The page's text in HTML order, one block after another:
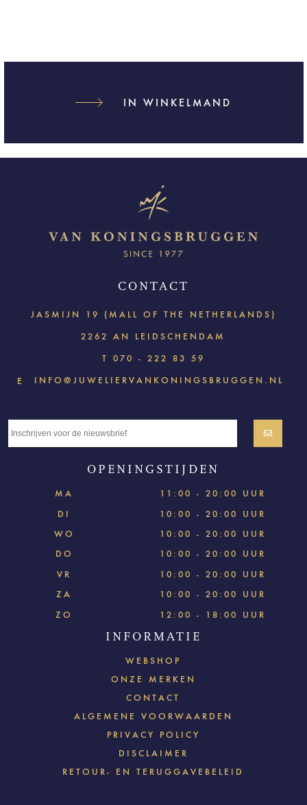
IN WINKELMAND
CONTACT
JASMIJN 19 (MALL OF THE NETHERLANDS)
2262 AN LEIDSCHENDAM
T 070 - 222 83 59
E INFO@JUWELIERVANKONINGSBRUGGEN.NL
OPENINGSTIJDEN
MA
11:00 - 20:00 UUR
DI
10:00 - 20:00 UUR
WO
10:00 - 20:00 UUR
DO
10:00 - 20:00 UUR
VR
10:00 - 20:00 UUR
ZA
10:00 - 20:00 UUR
ZO
12:00 - 18:00 UUR
INFORMATIE
WEBSHOP
ONZE MERKEN
CONTACT
ALGEMENE VOORWAARDEN
PRIVACY POLICY
DISCLAIMER
RETOUR- EN TERUGGAVEBELEID